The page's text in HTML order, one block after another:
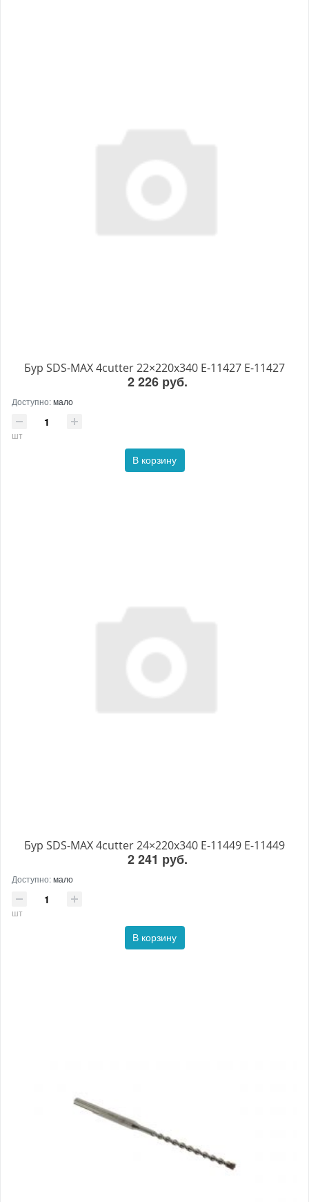
Бур SDS-MAX 4cutter 22×220x340 E-11427 E-11427
2 226 руб.
Доступно:мало
шт
В корзину
Бур SDS-MAX 4cutter 24×220x340 E-11449 E-11449
2 241 руб.
Доступно:мало
шт
В корзину